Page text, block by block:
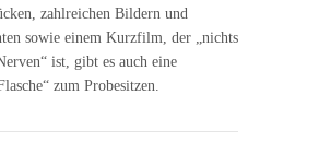
zahlreichen Bildern und
sowie einem Kurzfilm, der „nichts
ist, gibt es auch eine
zum Probesitzen.